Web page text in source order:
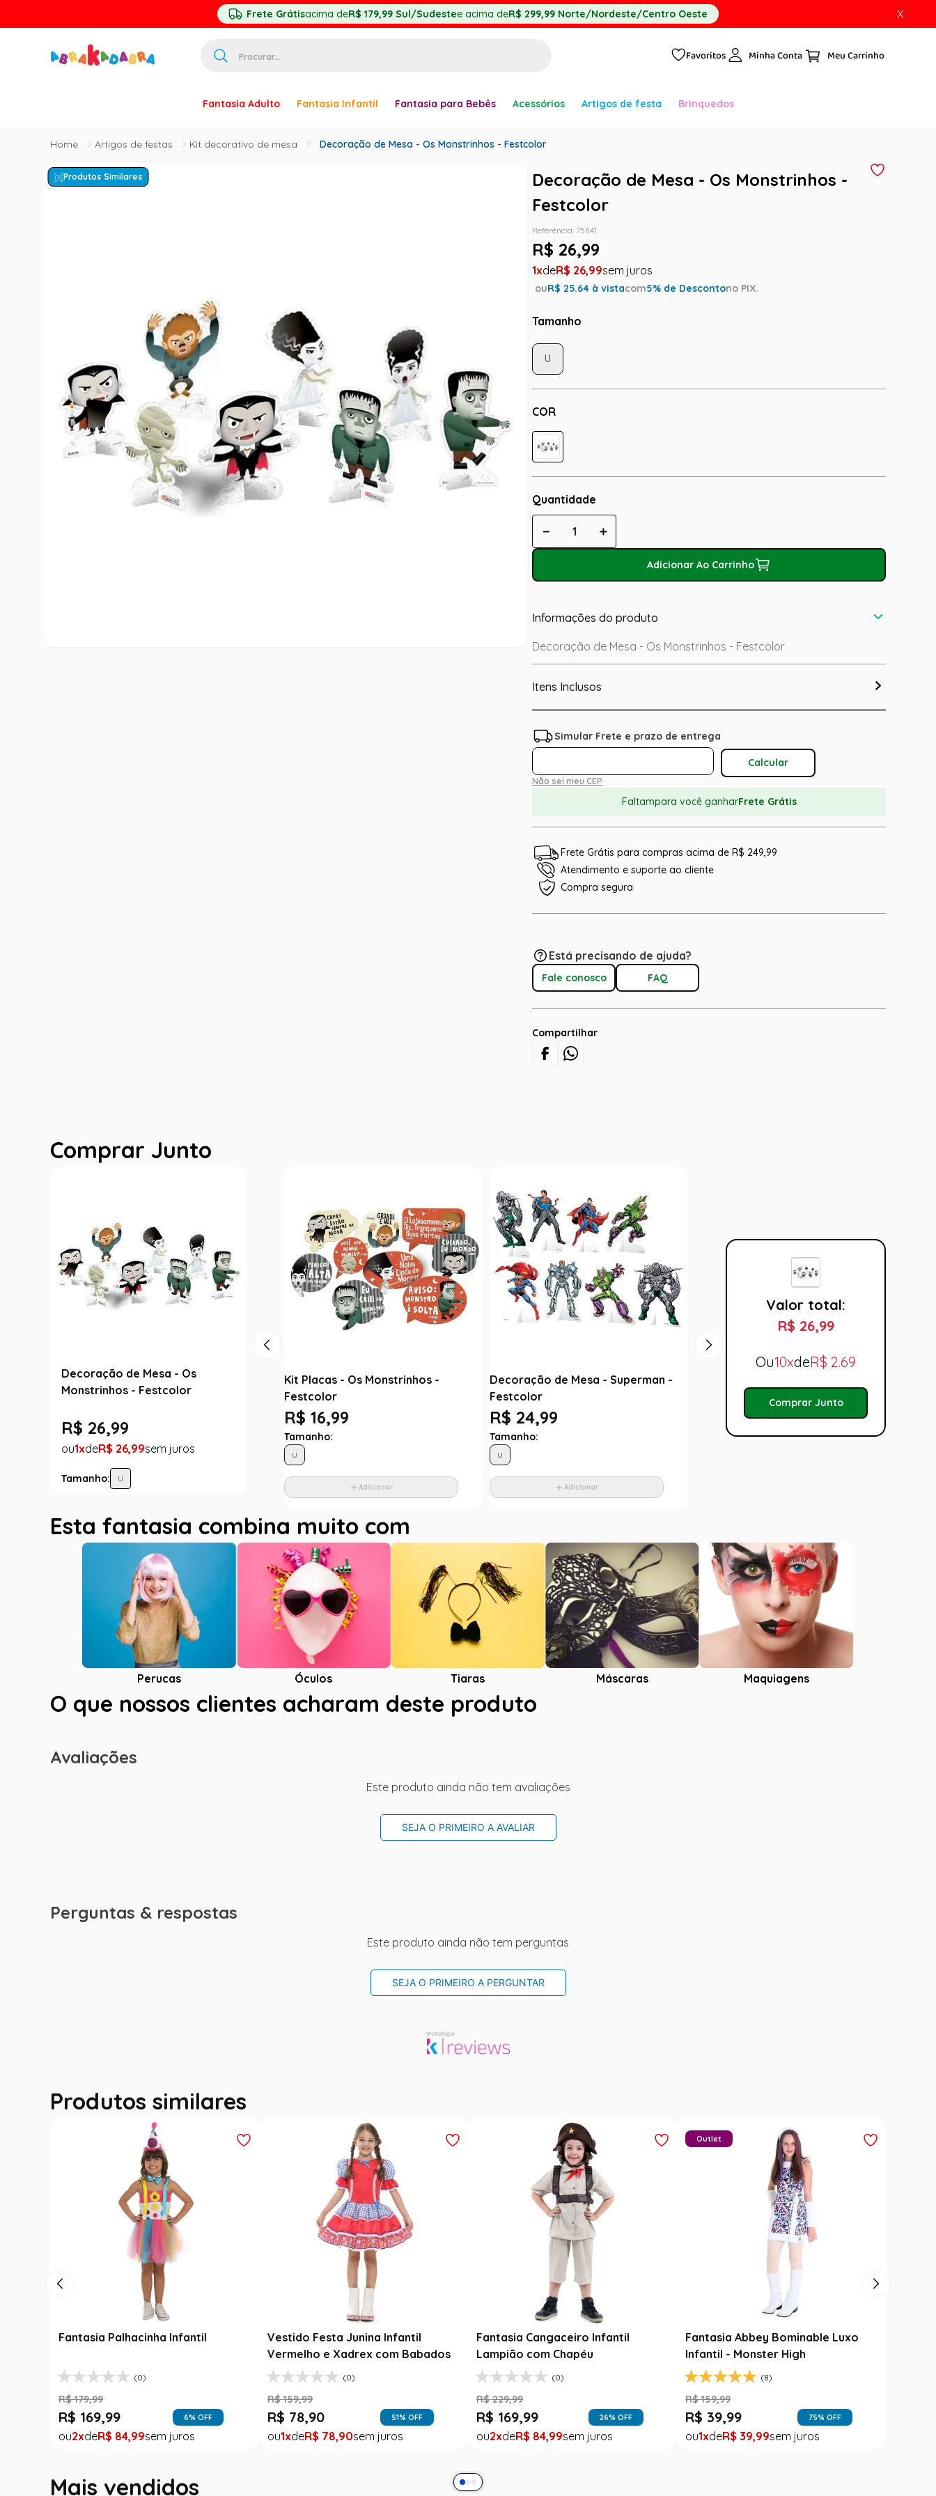
Frete Grátisacima deR$ 179,99 Sul/Sudestee acima deR$ 299,99 Norte/Nordeste/Centro Oeste X
Favoritos Minha Conta
Fantasia Adulto Fantasia Infantil Fantasia para Bebês Acessórios Artigos de festa Brinquedos
Artigos de festas Kit decorativo de mesa Decoração de Mesa - Os Monstrinhos - Festcolor
Produtos Similares
Decoração de Mesa - Os Monstrinhos -
Festcolor
Referência: 75841
R$ 26,99
1 R$ 26,99
ouR$ 25.64 à vistacom5% de Descontono PIX.
Tamanho
COR
U
Quantidade
＋
－
Adicionar Ao Carrinho
Informações do produto
Decoração de Mesa - Os Monstrinhos - Festcolor
Itens Inclusos
Não sei meu CEP
Calcular O Frete
Faltampara você ganharFrete Grátis
Frete Grátis para compras acima de R$ 249,99
Atendimento e suporte ao cliente
Compra segura
Está precisando de ajuda?
Fale conosco FAQ
Compartilhar
Comprar Junto
Decoração de Mesa - Os
Monstrinhos - Festcolor
R$ 26,99
1 R$ 26,99
Tamanho: U
Kit Placas - Os Monstrinhos -
Festcolor
R$ 16,99
Tamanho:
U
Adicionar
Decoração de Mesa - Superman -
Festcolor
R$ 24,99
Tamanho:
U
Adicionar
Festcolor
R$ 24,99
Tamanho:
Valor total:
R$ 26,99
Ou10xdeR$ 2.69
Comprar Junto
Esta fantasia combina muito com
Perucas Óculos Tiaras Máscaras Maquiagens
O que nossos clientes acharam deste produto
Avaliações
Este produto ainda não tem avaliações
SEJA O PRIMEIRO A AVALIAR
Perguntas & respostas
Este produto ainda não tem perguntas
SEJA O PRIMEIRO A PERGUNTAR
Produtos similares
Fantasia Palhacinha Infantil
(0)
R$ 179,99
R$ 169,99 6% OFF
2 R$ 84,99
Vestido Festa Junina Infantil
Vermelho e Xadrex com Babados
(0)
R$ 159,99
R$ 78,90 51% OFF
1 R$ 78,90
Fantasia Cangaceiro Infantil
Lampião com Chapéu
(0)
R$ 229,99
R$ 169,99 26% OFF
2 R$ 84,99
Fantasia Abbey Bominable Luxo
Infantil - Monster High
(8)
Outlet
R$ 159,99
R$ 39,99 75% OFF
1 R$ 39,99
Mais vendidos
branca neve
rumi